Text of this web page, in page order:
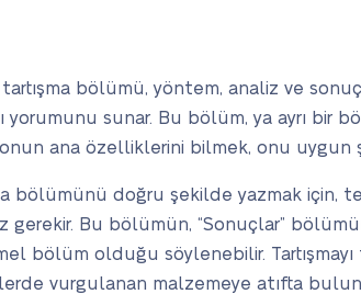
bölümü, yöntem, analiz ve
yorumunu sunar. Bu bölüm, ya ayrı
ana özelliklerini bilmek, onu uygun
bölümünü doğru şekilde yazmak için,
gerekir. Bu bölümün, “Sonuçlar”
bölüm olduğu söylenebilir.
vurgulanan malzemeye atıfta